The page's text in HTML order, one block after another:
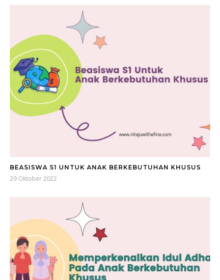
BEASISWA S1 UNTUK ANAK BERKEBUTUHAN KHUSUS
29 Oktober 2022